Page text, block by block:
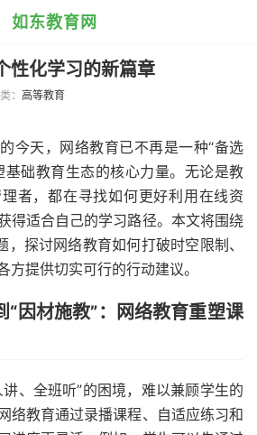
如东教育网
性化学习的新篇章
： 高等教育
今天，网络教育已不再是一种“备选
基础教育生态的核心力量。无论是教
者，都在寻找如何更好利用在线资
得适合自己的学习路径。本文将围绕
，探讨网络教育如何打破时空限制、
方提供切实可行的行动建议。
“因材施教”：网络教育重塑课
、全班听”的困境，难以兼顾学生的
络教育通过录播课程、自适应练习和